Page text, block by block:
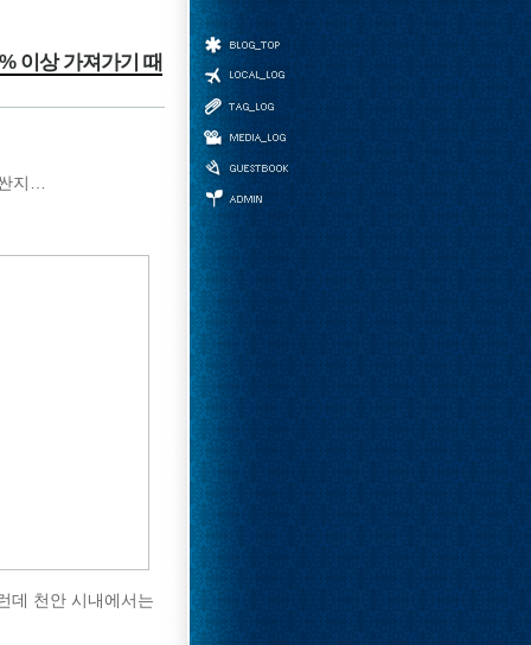
홈
위치로그
태그
미디어로그
방명록
관리자
이상 가져가기 때
지…
데 천안 시내에서는